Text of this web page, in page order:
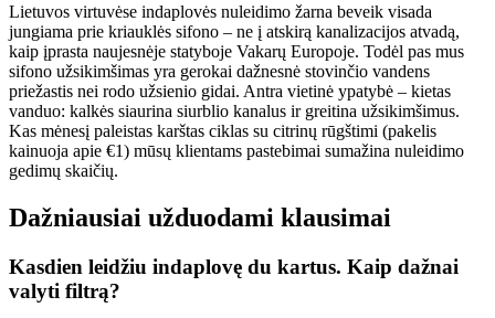
Lietuvos virtuvėse indaplovės nuleidimo žarna beveik visada
jungiama prie kriauklės sifono – ne į atskirą kanalizacijos atvadą,
kaip įprasta naujesnėje statyboje Vakarų Europoje. Todėl pas mus
sifono užsikimšimas yra gerokai dažnesnė stovinčio vandens
priežastis nei rodo užsienio gidai. Antra vietinė ypatybė – kietas
vanduo: kalkės siaurina siurblio kanalus ir greitina užsikimšimus.
Kas mėnesį paleistas karštas ciklas su citrinų rūgštimi (pakelis
kainuoja apie €1) mūsų klientams pastebimai sumažina nuleidimo
gedimų skaičių.
Dažniausiai užduodami klausimai
Kasdien leidžiu indaplovę du kartus. Kaip dažnai
valyti filtrą?